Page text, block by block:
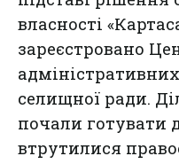
власності
зареєстровано
селищної ради.
почали готувати
втрутилися